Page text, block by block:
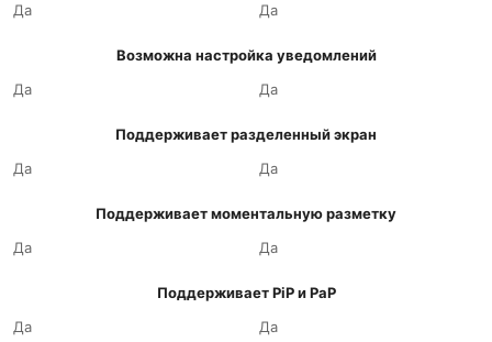
Да
Да
Возможна настройка уведомлений
Да
Да
Поддерживает разделенный экран
Да
Да
Поддерживает моментальную разметку
Да
Да
Поддерживает PiP и PaP
Да
Да